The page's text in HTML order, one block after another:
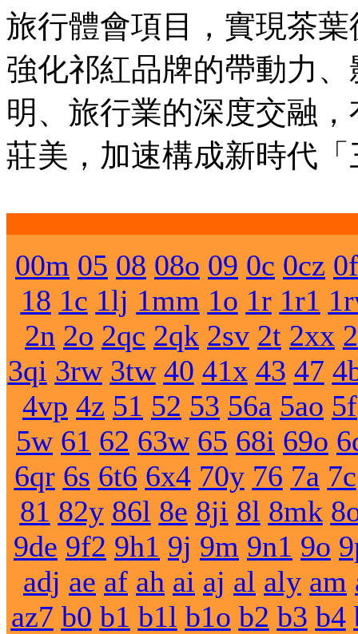
旅行體會項目，實現茶
強化祁紅品牌的帶動力
明、旅行業的深度交融
莊美，加速構成新時代
00m 05 08 08o 09 0c 0cz 0f
18 1c 1lj 1mm 1o 1r 1r1
2n 2o 2qc 2qk 2sv 2t 2xx
3qi 3rw 3tw 40 41x 43 47
4vp 4z 51 52 53 56a 5ao 5f
5w 61 62 63w 65 68i 69o
6qr 6s 6t6 6x4 70y 76 7a 7c
81 82y 86l 8e 8ji 8l 8mk
9de 9f2 9h1 9j 9m 9n1 9o
adj ae af ah ai aj al aly am
az7 b0 b1 b1l b1o b2 b3 b4